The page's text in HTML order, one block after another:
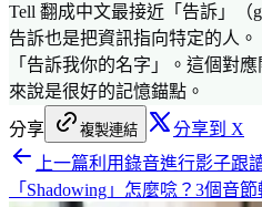
Tell 翻成中文最接近「告訴」（
告訴也是把資訊指向特定的人。
「告訴我你的名字」。這個對
來說是很好的記憶錨點。
分享
複製連結
分享到 X
上一篇利用錄音進行影子跟
「Shadowing」怎麼唸？3個音